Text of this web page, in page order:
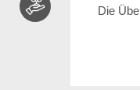
Die